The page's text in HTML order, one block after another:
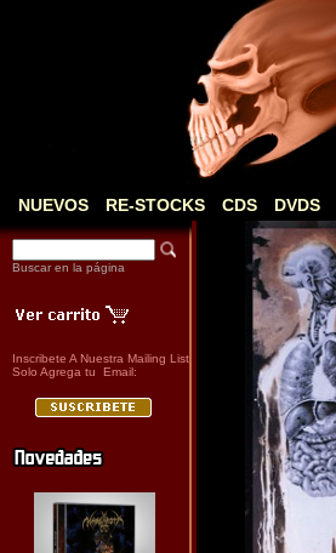
NUEVOS RE-STOCKS CDS DVDS
Buscar en la página
Inscribete A Nuestra Mailing List
Solo Agrega tu Email: